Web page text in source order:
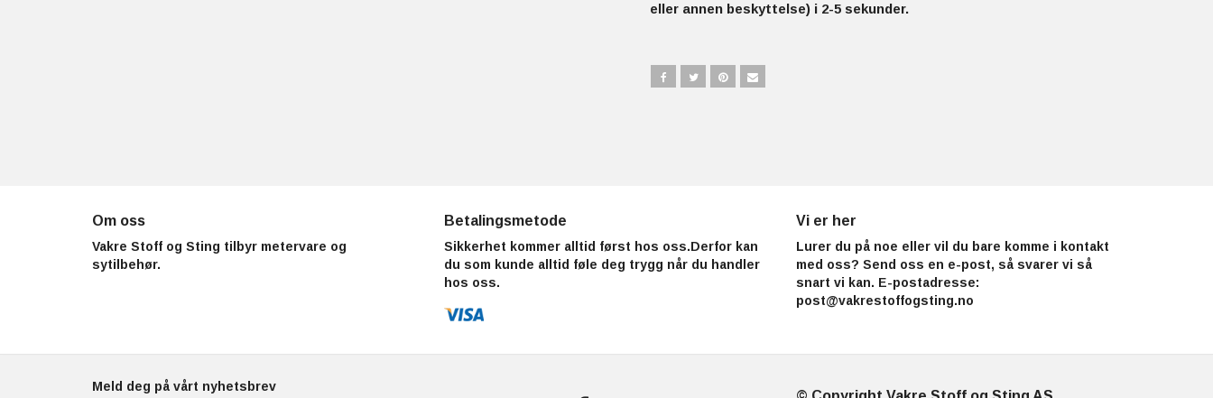
eller annen beskyttelse) i 2-5 sekunder.
Om oss
Vakre Stoff og Sting tilbyr metervare og
sytilbehør.
Betalingsmetode
Sikkerhet kommer alltid først hos oss.Derfor kan
du som kunde alltid føle deg trygg når du handler
hos oss.
Vi er her
Lurer du på noe eller vil du bare komme i kontakt
med oss? Send oss en e-post, så svarer vi så
snart vi kan. E-postadresse:
post@vakrestoffogsting.no
Meld deg på vårt nyhetsbrev